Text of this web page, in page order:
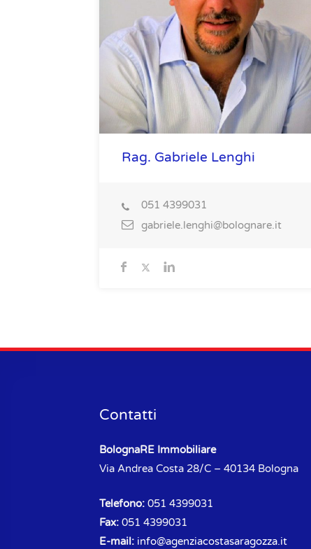
Rag. Gabriele Lenghi
051 4399031
gabriele.lenghi@bolognare.it
Contatti
BolognaRE Immobiliare
Via Andrea Costa 28/C – 40134 Bologna
Telefono: 051 4399031
Fax: 051 4399031
E-mail: info@agenziacostasaragozza.it